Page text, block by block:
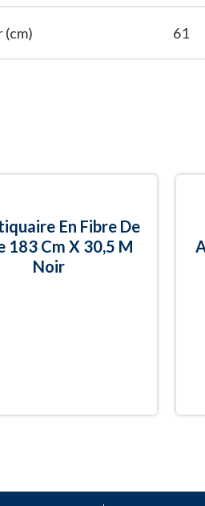
(cm) 61
En Fibre De
183 Cm X 30,5 M
Noir